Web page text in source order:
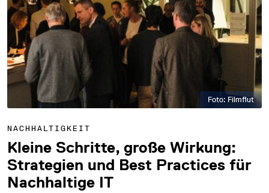
Foto: Filmflut
NACHHALTIGKEIT
Kleine Schritte, große Wirkung:
Strategien und Best Practices für
Nachhaltige IT